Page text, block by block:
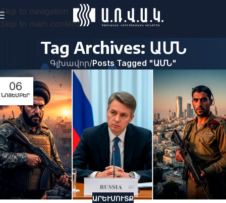
Skip to navigation
Skip to main content
Tag Archives: ԱՄՆ
Գլխավոր/Posts Tagged "ԱՄՆ"
06
ՆՈՅԵՄԲԵՐ
ԱՐԵՒՄՈՒՏՔ